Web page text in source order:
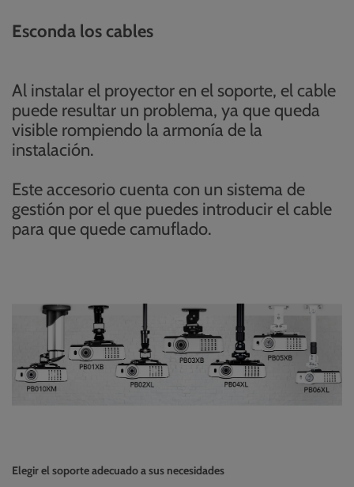
Esconda los cables
Al instalar el proyector en el soporte, el cable
puede resultar un problema, ya que queda
visible rompiendo la armonía de la
instalación.
Este accesorio cuenta con un sistema de
gestión por el que puedes introducir el cable
para que quede camuflado.
Elegir el soporte adecuado a sus necesidades